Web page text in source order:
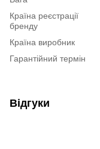
Країна реєстрації
бренду
Країна виробник
Гарантійний термін
Відгуки